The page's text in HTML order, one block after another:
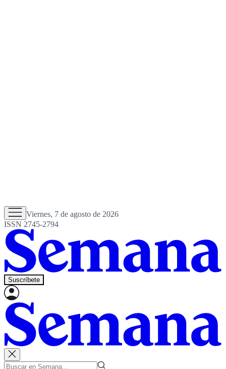
Viernes, 7 de agosto de 2026
ISSN 2745-2794
Suscríbete